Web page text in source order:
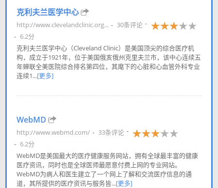
克利夫兰医学中心
http://www.clevelandclinic.org...
30条评论
6.2分
克利夫兰医学中心（Cleveland Clinic）是美国顶尖的综合医疗机
构，成立于1921年，位于美国俄亥俄州克里夫兰市，该中心连续五
年蝉联全美医院综合排名第四位，其麾下的心脏和心血管外科专业
连续1...[更多]
WebMD
http://www.webmd.com/
33条评论
6.2分
WebMD是美国最大的医疗健康服务网站，拥有全球最丰富的健康
医疗资讯，同时也是全球医师最愿意付费上网的专业网站。
WebMD为病人和医生建立了一个网上了解和交流医疗信息的通
道，其所提供的医疗资讯与服务皆...[更多]